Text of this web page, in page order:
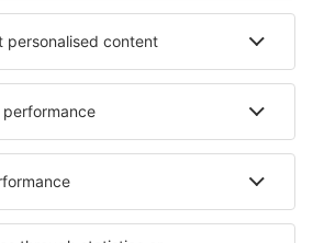
Hoteluri în Tomahawk
Hoteluri Rantzau
- regiuni
Hoteluri în Danemarca
Hoteluri in Faroe Islands